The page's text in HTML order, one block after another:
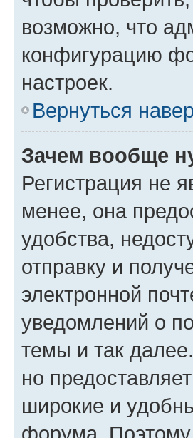
возможно, что
конфигурацию
настроек.
Вернуться
Зачем вообще
Регистрация не
менее, она
удобства,
отправку и
электронной
уведомлений о
темы и так
но
широкие и